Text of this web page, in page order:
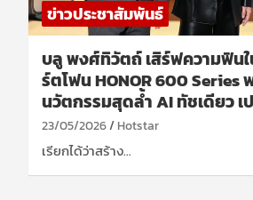
ข่าวประชาสัมพันธ์
บลู พงศ์ทิวัตถ์ เสิร์ฟความฟิน
ร์ตโฟน HONOR 600
นวัตกรรมสุดล้ำ AI ทัชเดียว เ
23/05/2026 Hotstar
เรียกได้ว่าสร้าง…